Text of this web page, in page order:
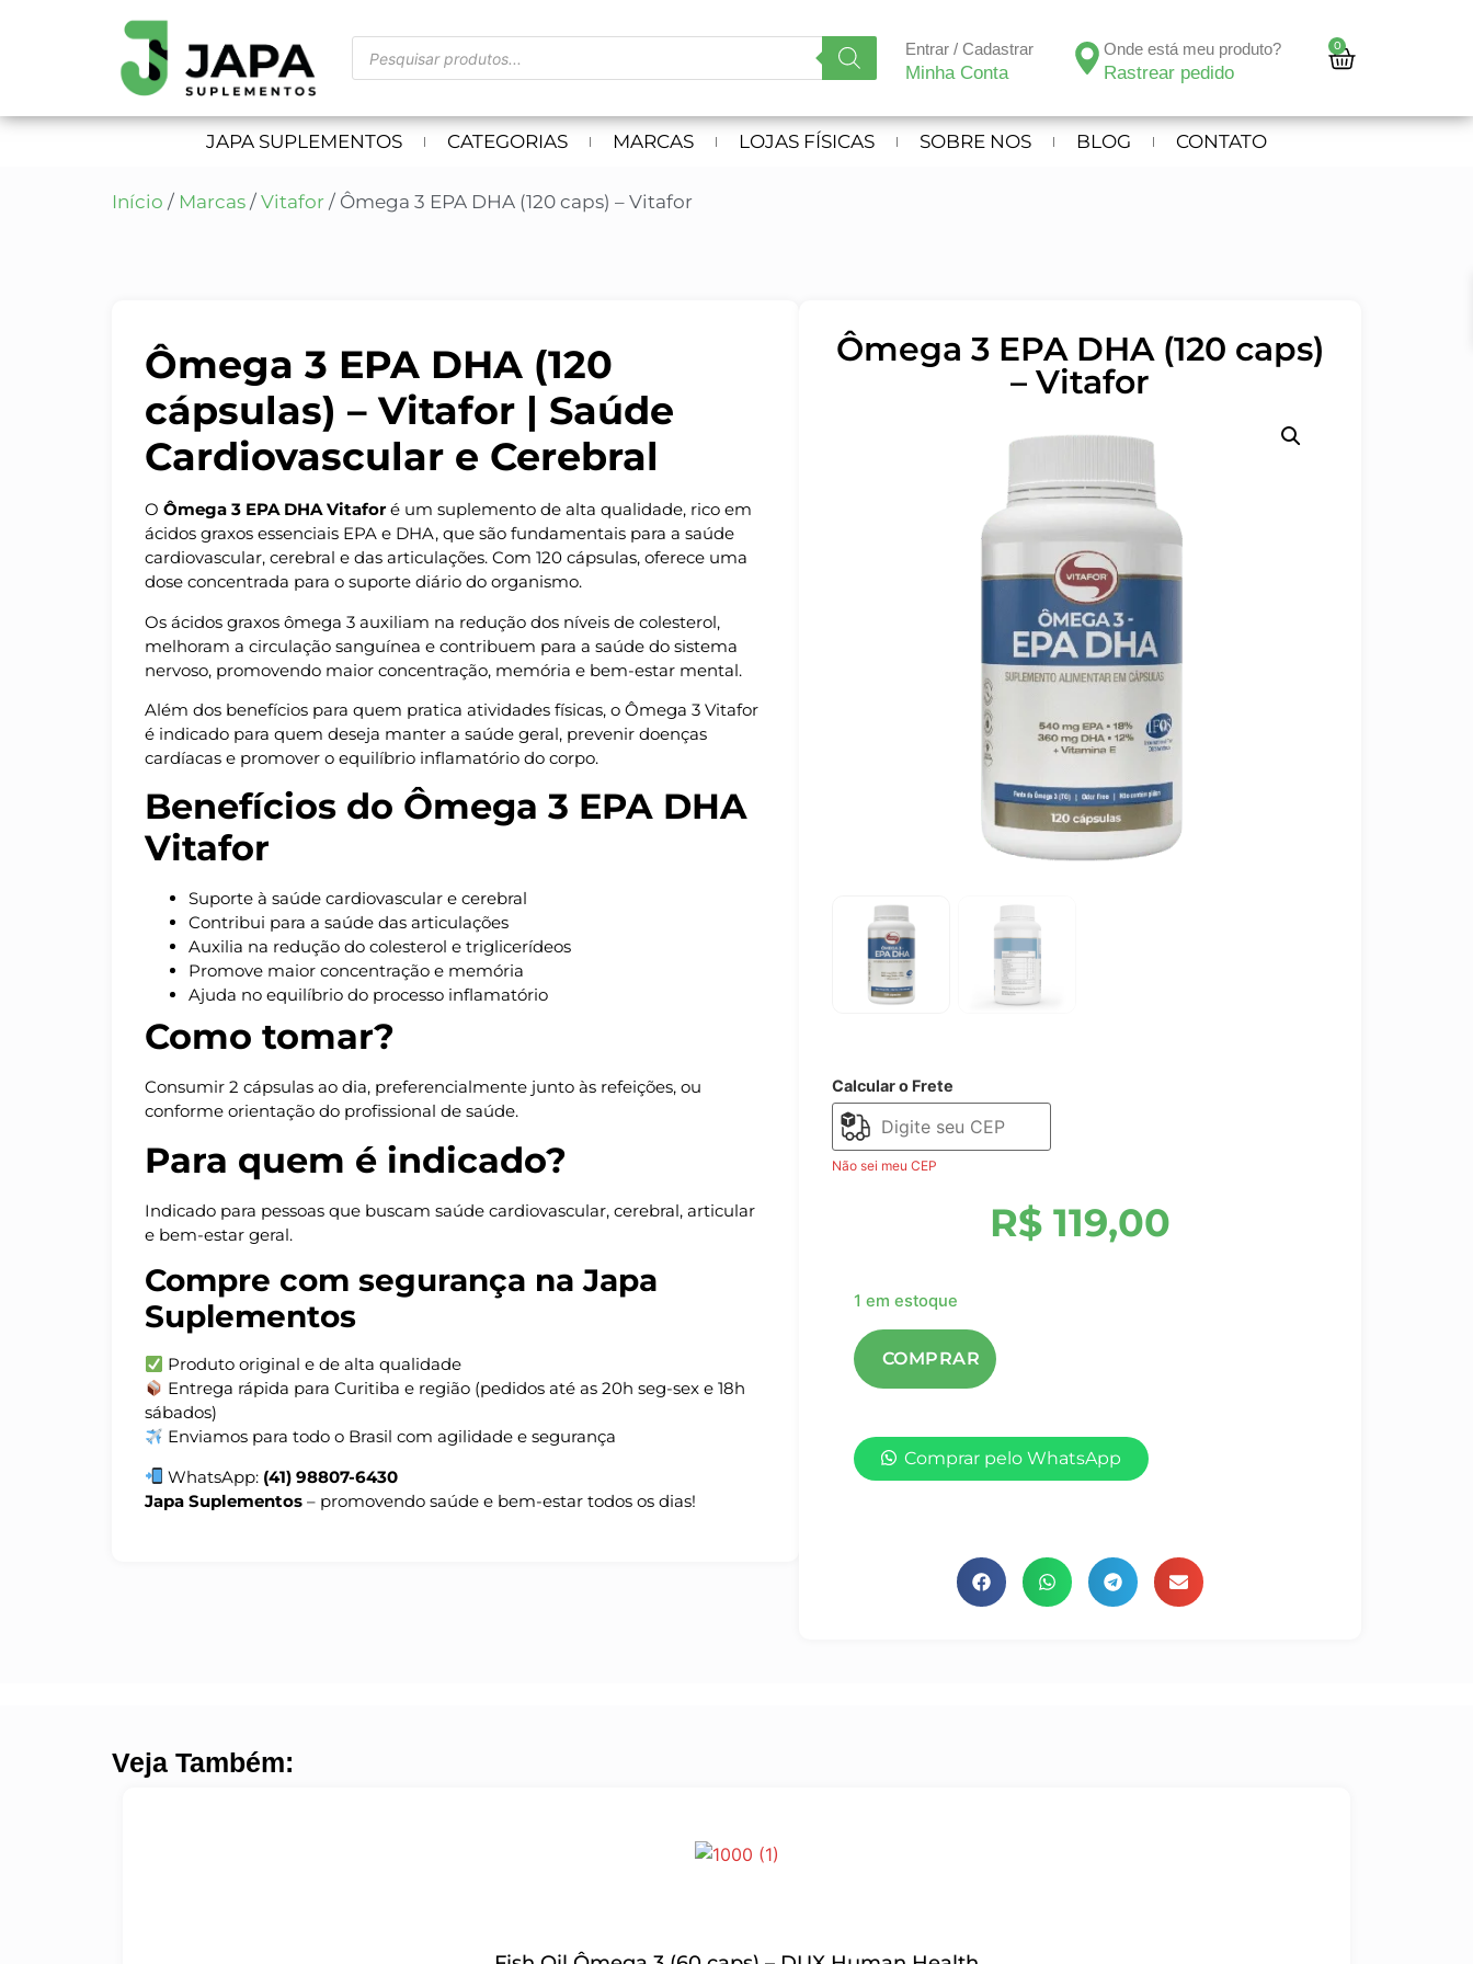
Entrar / Cadastrar
Minha Conta
Onde está meu produto?
Rastrear pedido
0
JAPA SUPLEMENTOS CATEGORIAS MARCAS LOJAS FÍSICAS SOBRE NOS BLOG CONTATO
Início / Marcas / Vitafor / Ômega 3 EPA DHA (120 caps) – Vitafor
Ômega 3 EPA DHA (120
cápsulas) – Vitafor | Saúde
Cardiovascular e Cerebral
O Ômega 3 EPA DHA Vitaforé um suplemento de alta qualidade, rico em
ácidos graxos essenciais EPA e DHA, que são fundamentais para a saúde
cardiovascular, cerebral e das articulações. Com 120 cápsulas, oferece uma
dose concentrada para o suporte diário do organismo.
Os ácidos graxos ômega 3 auxiliam na redução dos níveis de colesterol,
melhoram a circulação sanguínea e contribuem para a saúde do sistema
nervoso, promovendo maior concentração, memória e bem-estar mental.
Além dos benefícios para quem pratica atividades físicas, o Ômega 3 Vitafor
é indicado para quem deseja manter a saúde geral, prevenir doenças
cardíacas e promover o equilíbrio inflamatório do corpo.
Benefícios do Ômega 3 EPA DHA
Vitafor
Suporte à saúde cardiovascular e cerebral
Contribui para a saúde das articulações
Auxilia na redução do colesterol e triglicerídeos
Promove maior concentração e memória
Ajuda no equilíbrio do processo inflamatório
Como tomar?
Consumir 2 cápsulas ao dia, preferencialmente junto às refeições, ou
conforme orientação do profissional de saúde.
Para quem é indicado?
Indicado para pessoas que buscam saúde cardiovascular, cerebral, articular
e bem-estar geral.
Compre com segurança na Japa
Suplementos
Produto original e de alta qualidade
Entrega rápida para Curitiba e região (pedidos até as 20h seg-sex e 18h
sábados)
Enviamos para todo o Brasil com agilidade e segurança
WhatsApp: (41) 98807-6430
Japa Suplementos – promovendo saúde e bem-estar todos os dias!
Ômega 3 EPA DHA (120 caps)
– Vitafor
Calcular o Frete
Não sei meu CEP
R$ 119,00
1 em estoque
Comprar pelo WhatsApp
Veja Também: